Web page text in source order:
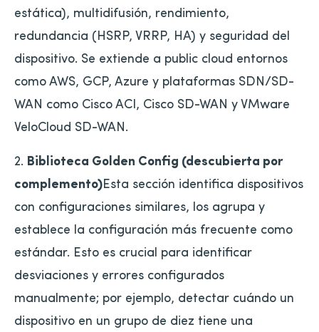
estática), multidifusión, rendimiento,
redundancia (HSRP, VRRP, HA) y seguridad del
dispositivo. Se extiende a public cloud entornos
como AWS, GCP, Azure y plataformas SDN/SD-
WAN como Cisco ACI, Cisco SD-WAN y VMware
VeloCloud SD-WAN.
2. Biblioteca Golden Config (descubierta por
complemento)Esta sección identifica dispositivos
con configuraciones similares, los agrupa y
establece la configuración más frecuente como
estándar. Esto es crucial para identificar
desviaciones y errores configurados
manualmente; por ejemplo, detectar cuándo un
dispositivo en un grupo de diez tiene una